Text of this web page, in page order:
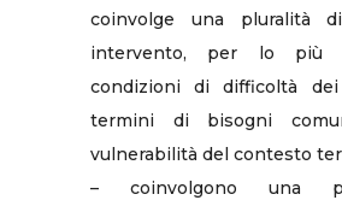
coinvolge una pluralità
intervento, per lo più
condizioni di difficoltà
termini di bisogni
vulnerabilità del contesto
– coinvolgono una